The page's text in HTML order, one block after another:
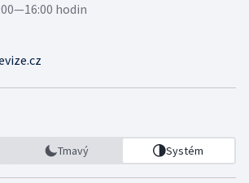
hodin
Tmavý Systém